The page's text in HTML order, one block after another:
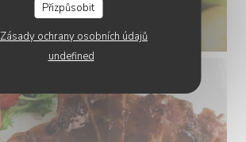
Přizpůsobit
Zásady ochrany osobních údajů
undefined